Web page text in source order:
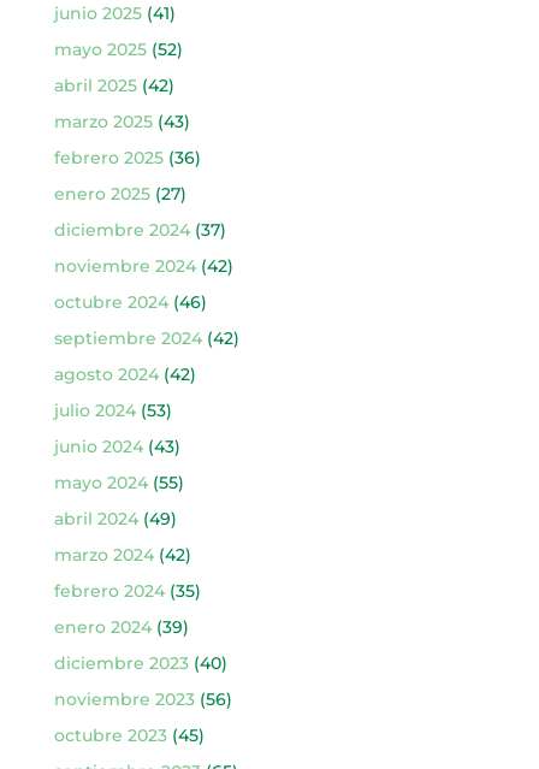
junio 2025(41)
mayo 2025(52)
abril 2025(42)
marzo 2025(43)
febrero 2025(36)
enero 2025(27)
diciembre 2024(37)
noviembre 2024(42)
octubre 2024(46)
septiembre 2024(42)
agosto 2024(42)
julio 2024(53)
junio 2024(43)
mayo 2024(55)
abril 2024(49)
marzo 2024(42)
febrero 2024(35)
enero 2024(39)
diciembre 2023(40)
noviembre 2023(56)
octubre 2023(45)